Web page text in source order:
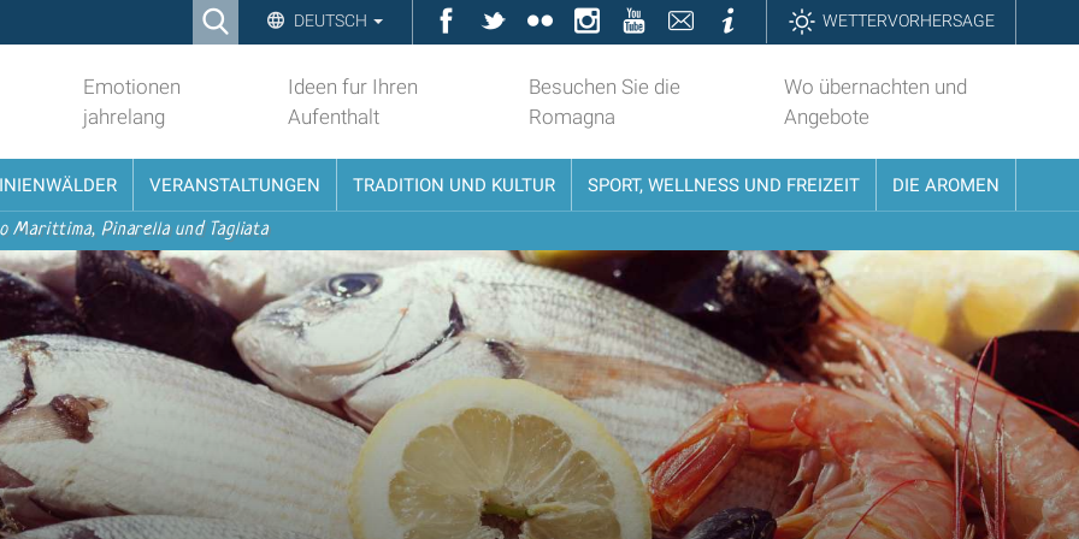
Ricerca DEUTSCH Facebook
TwitterFlickrInstagramYouTubeContattiInformazioniWETTERVORHERSAGE
Emotionen
jahrelang
Ideen fur Ihren
Aufenthalt
Besuchen Sie die
Romagna
Wo übernachten und
Angebote
VERANSTALTUNGEN TRADITION UND KULTUR SPORT, WELLNESS UND FREIZEIT DIE AROMEN
Marittima, Pinarella und Tagliata